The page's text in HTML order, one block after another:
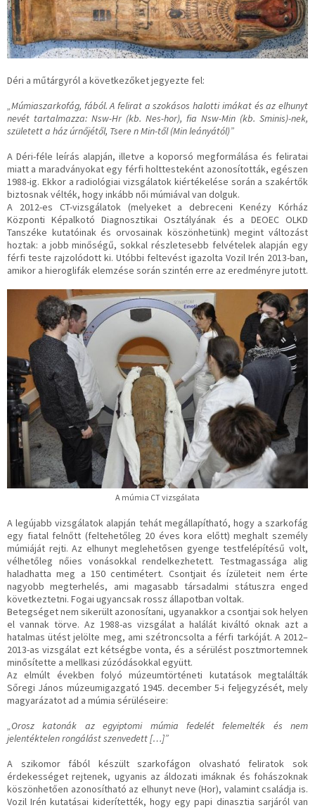
Déri a műtárgyról a következőket jegyezte fel:
„Múmiaszarkofág, fából. A felirat a szokásos halotti imákat és az elhunyt
nevét tartalmazza: Nsw-Hr (kb. Nes-hor), fia Nsw-Min (kb. Sminis)-nek,
született a ház úrnőjétől, Tsere n Min-től (Min leányától)”
A Déri-féle leírás alapján, illetve a koporsó megformálása és feliratai
miatt a maradványokat egy férfi holttesteként azonosították, egészen
1988-ig. Ekkor a radiológiai vizsgálatok kiértékelése során a szakértők
biztosnak vélték, hogy inkább női múmiával van dolguk.
A 2012-es CT-vizsgálatok (melyeket a debreceni Kenézy Kórház
Központi Képalkotó Diagnosztikai Osztályának és a DEOEC OLKD
Tanszéke kutatóinak és orvosainak köszönhetünk) megint változást
hoztak: a jobb minőségű, sokkal részletesebb felvételek alapján egy
férfi teste rajzolódott ki. Utóbbi feltevést igazolta Vozil Irén 2013-ban,
amikor a hieroglifák elemzése során szintén erre az eredményre jutott.
A múmia CT vizsgálata
A legújabb vizsgálatok alapján tehát megállapítható, hogy a szarkofág
egy fiatal felnőtt (feltehetőleg 20 éves kora előtt) meghalt személy
múmiáját rejti. Az elhunyt meglehetősen gyenge testfelépítésű volt,
vélhetőleg nőies vonásokkal rendelkezhetett. Testmagassága alig
haladhatta meg a 150 centimétert. Csontjait és ízületeit nem érte
nagyobb megterhelés, ami magasabb társadalmi státuszra enged
következtetni. Fogai ugyancsak rossz állapotban voltak.
Betegséget nem sikerült azonosítani, ugyanakkor a csontjai sok helyen
el vannak törve. Az 1988-as vizsgálat a halálát kiváltó oknak azt a
hatalmas ütést jelölte meg, ami szétroncsolta a férfi tarkóját. A 2012–
2013-as vizsgálat ezt kétségbe vonta, és a sérülést posztmortemnek
minősítette a mellkasi zúzódásokkal együtt.
Az elmúlt években folyó múzeumtörténeti kutatások megtalálták
Sőregi János múzeumigazgató 1945. december 5-i feljegyzését, mely
magyarázatot ad a múmia sérüléseire:
„Orosz katonák az egyiptomi múmia fedelét felemelték és nem
jelentéktelen rongálást szenvedett […]”
A szikomor fából készült szarkofágon olvasható feliratok sok
érdekességet rejtenek, ugyanis az áldozati imáknak és fohászoknak
köszönhetően azonosítható az elhunyt neve (Hor), valamint családja is.
Vozil Irén kutatásai kiderítették, hogy egy papi dinasztia sarjáról van